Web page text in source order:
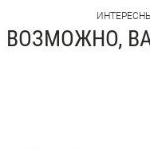
ВОЗМОЖНО,